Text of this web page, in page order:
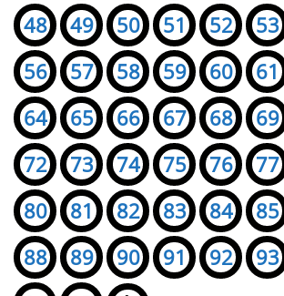
48
49 50 51 52 53
56
57 58 59 60 61
64
65 66 67 68 69
72
73 74 75 76 77
80
81 82 83 84 85
88
89 90 91 92 93